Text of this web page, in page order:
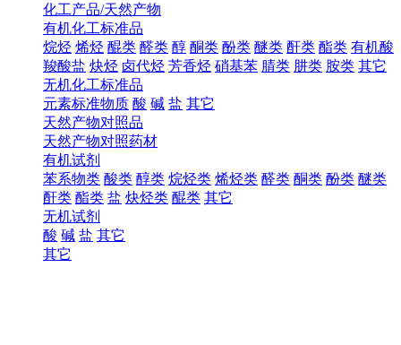
化工产品/天然产物
有机化工标准品
烷烃 烯烃 醌类 醛类 醇 酮类 酚类 醚类 酐类 酯类 有机酸
羧酸盐 炔烃 卤代烃 芳香烃 硝基苯 腈类 肼类 胺类 其它
无机化工标准品
元素标准物质 酸 碱 盐 其它
天然产物对照品
天然产物对照药材
有机试剂
苯系物类 酸类 醇类 烷烃类 烯烃类 醛类 酮类 酚类 醚类
酐类 酯类 盐 炔烃类 醌类 其它
无机试剂
酸 碱 盐 其它
其它